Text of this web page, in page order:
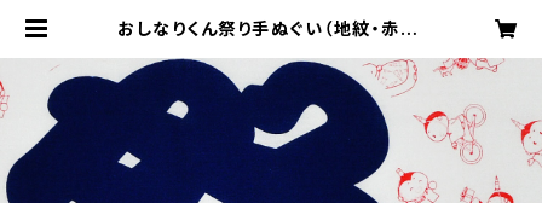
おしなりくん祭り手ぬぐい（地紋・赤） |